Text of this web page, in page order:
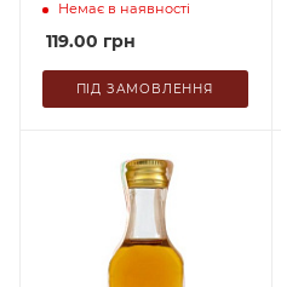
Немає в наявності
119.00 грн
ПІД ЗАМОВЛЕННЯ